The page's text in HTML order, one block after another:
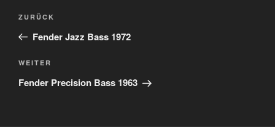
Beitragsnavigation
Vorheriger
Beitrag
ZURÜCK
Fender Jazz Bass 1972
Nächster
Beitrag
WEITER
Fender Precision Bass 1963